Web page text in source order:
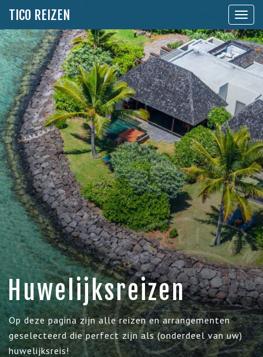
TICO REIZEN
Toon
Huwelijksreizen
Op deze pagina zijn alle reizen en arrangementen
geselecteerd die perfect zijn als (onderdeel van uw)
huwelijksreis!